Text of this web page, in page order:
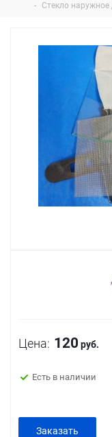
- Стекло
Цена: 120 руб.
Есть в наличии
Заказать